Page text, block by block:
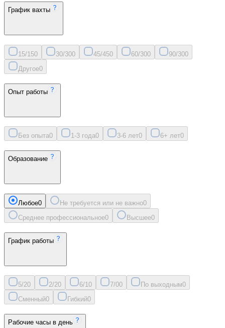
График вахты
15/150 30/300 45/450 60/300 90/300
Другое0
Опыт работы
Без опыта0 1-3 года0 3-6 лет0 6+ лет0
Образование
Любое0 Не требуется или не важно0
Среднее профессиональное0 Высшее0
График работы
5/20 2/20 6/10 7/00 По выходным0
Сменный0 Гибкий0
Рабочие часы в день